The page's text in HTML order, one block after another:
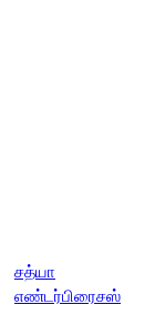
சத்யா
எண்டர்பிரைசஸ்